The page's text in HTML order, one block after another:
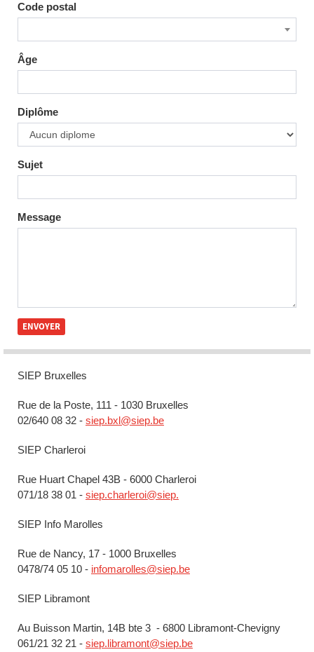
Code postal
Âge
Diplôme
Sujet
Message
SIEP Bruxelles
Rue de la Poste, 111 - 1030 Bruxelles
02/640 08 32 - siep.bxl@siep.be
SIEP Charleroi
Rue Huart Chapel 43B - 6000 Charleroi
071/18 38 01 - siep.charleroi@siep.
SIEP Info Marolles
Rue de Nancy, 17 - 1000 Bruxelles
0478/74 05 10 - infomarolles@siep.be
SIEP Libramont
Au Buisson Martin, 14B bte 3 - 6800 Libramont-Chevigny
061/21 32 21 - siep.libramont@siep.be